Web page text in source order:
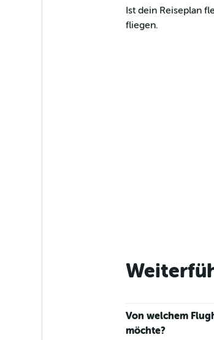
Ist dein Reiseplan
fliegen.
Von welchem
möchte?